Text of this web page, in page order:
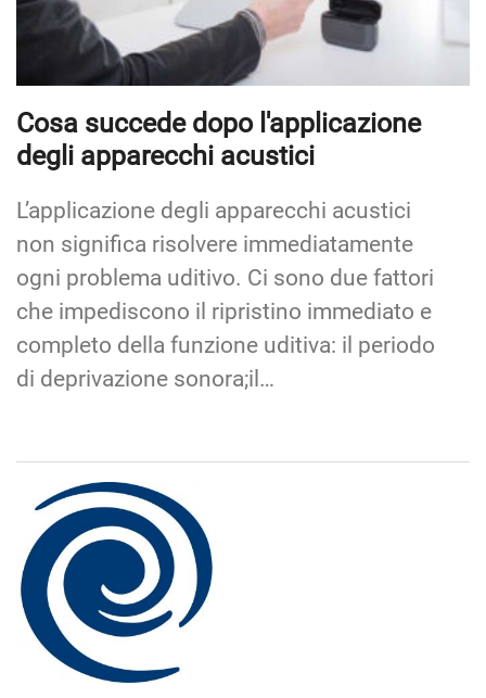
Cosa succede dopo l'applicazione
degli apparecchi acustici
L’applicazione degli apparecchi acustici
non significa risolvere immediatamente
ogni problema uditivo. Ci sono due fattori
che impediscono il ripristino immediato e
completo della funzione uditiva: il periodo
di deprivazione sonora;il…